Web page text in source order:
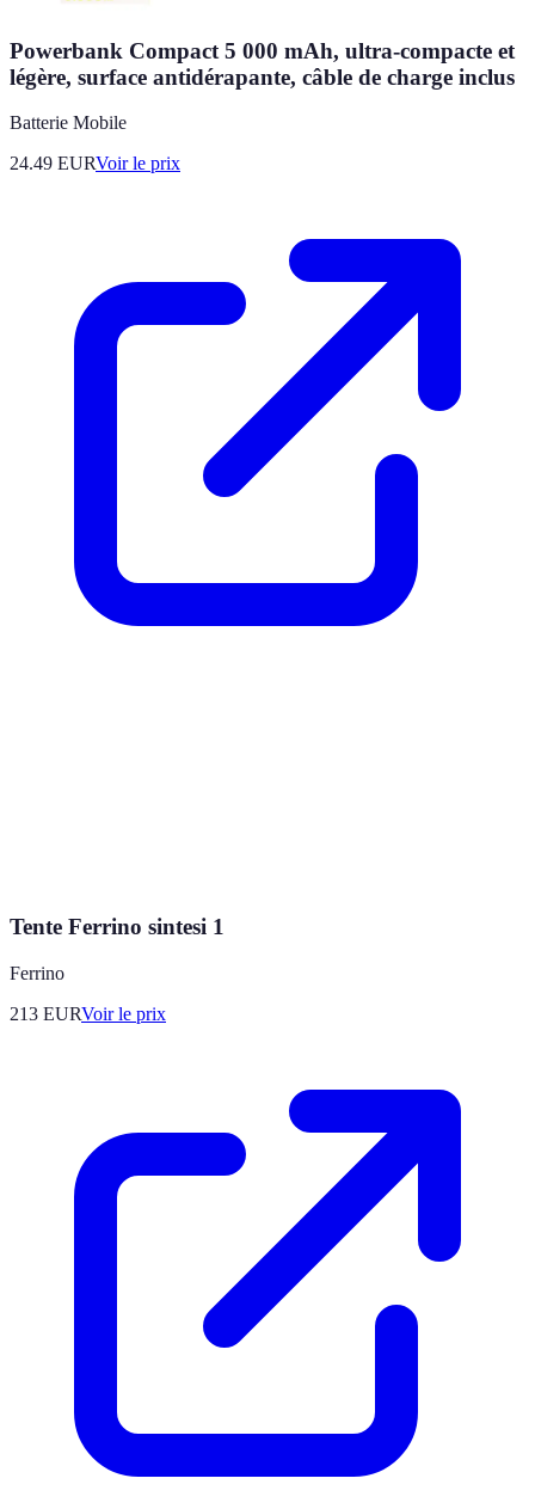
Powerbank Compact 5 000 mAh, ultra-compacte et
légère, surface antidérapante, câble de charge inclus
Batterie Mobile
24.49 EURVoir le prix
Tente Ferrino sintesi 1
Ferrino
213 EURVoir le prix